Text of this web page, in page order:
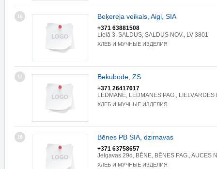
16 Beķereja veikals, Aigi, SIA
+371 63881508
Lielā 3, SALDUS, SALDUS NOV., LV-3801
ХЛЕБ И МУЧНЫЕ ИЗДЕЛИЯ
17 Bekubode, ZS
+371 26417617
LĒDMANE, LĒDMANES PAG., LIELVĀRDES
ХЛЕБ И МУЧНЫЕ ИЗДЕЛИЯ
18 Bēnes PB SIA, dzirnavas
+371 63758657
Jelgavas 29d, BĒNE, BĒNES PAG., AUCES
ХЛЕБ И МУЧНЫЕ ИЗДЕЛИЯ